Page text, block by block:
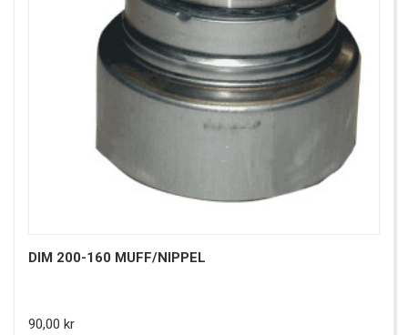
DIM 200-160 MUFF/NIPPEL
Pris
90,00 kr